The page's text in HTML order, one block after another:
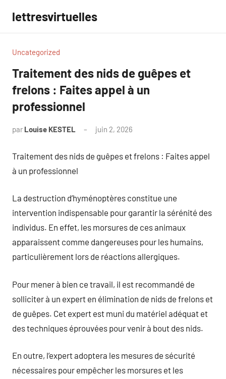
contenu
lettresvirtuelles
Uncategorized
Traitement des nids de guêpes et
frelons : Faites appel à un
professionnel
par Louise KESTEL juin 2, 2026
Traitement des nids de guêpes et frelons : Faites appel
à un professionnel
La destruction d’hyménoptères constitue une
intervention indispensable pour garantir la sérénité des
individus. En effet, les morsures de ces animaux
apparaissent comme dangereuses pour les humains,
particulièrement lors de réactions allergiques.
Pour mener à bien ce travail, il est recommandé de
solliciter à un expert en élimination de nids de frelons et
de guêpes. Cet expert est muni du matériel adéquat et
des techniques éprouvées pour venir à bout des nids.
En outre, l’expert adoptera les mesures de sécurité
nécessaires pour empêcher les morsures et les